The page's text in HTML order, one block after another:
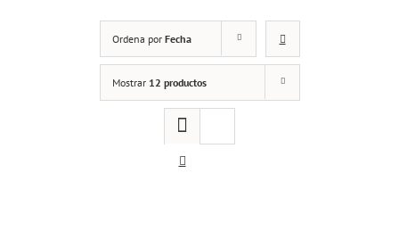
Ordena por Fecha
Mostrar 12 productos